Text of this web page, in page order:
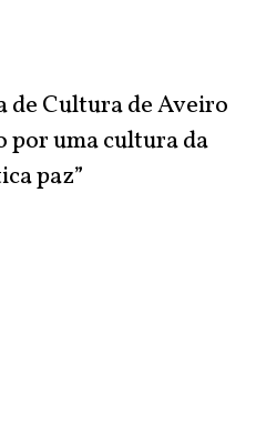
de Cultura de Aveiro
por uma cultura da
paz”